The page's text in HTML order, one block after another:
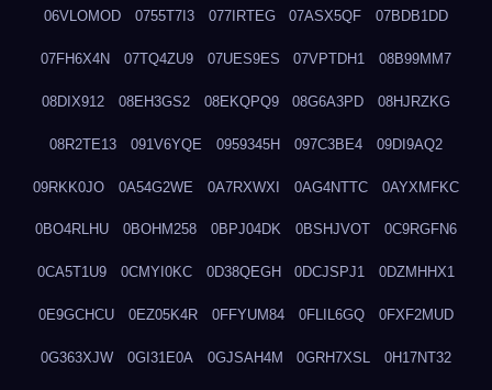
06VLOMOD 0755T7I3 077IRTEG 07ASX5QF 07BDB1DD
07FH6X4N 07TQ4ZU9 07UES9ES 07VPTDH1 08B99MM7
08DIX912 08EH3GS2 08EKQPQ9 08G6A3PD 08HJRZKG
08R2TE13 091V6YQE 0959345H 097C3BE4 09DI9AQ2
09RKK0JO 0A54G2WE 0A7RXWXI 0AG4NTTC 0AYXMFKC
0BO4RLHU 0BOHM258 0BPJ04DK 0BSHJVOT 0C9RGFN6
0CA5T1U9 0CMYI0KC 0D38QEGH 0DCJSPJ1 0DZMHHX1
0E9GCHCU 0EZ05K4R 0FFYUM84 0FLIL6GQ 0FXF2MUD
0G363XJW 0GI31E0A 0GJSAH4M 0GRH7XSL 0H17NT32